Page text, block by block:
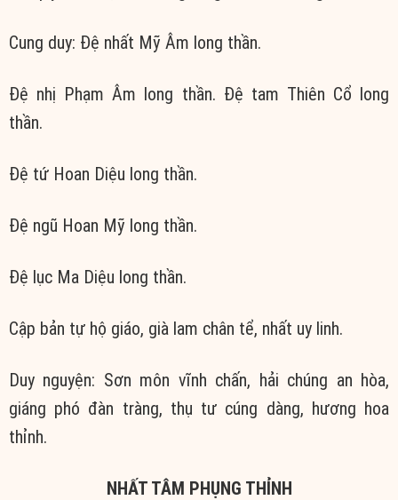
Cung duy: Đệ nhất Mỹ Âm long thần.
Đệ nhị Phạm Âm long thần. Đệ tam Thiên Cổ long
thần.
Đệ tứ Hoan Diệu long thần.
Đệ ngũ Hoan Mỹ long thần.
Đệ lục Ma Diệu long thần.
Cập bản tự hộ giáo, già lam chân tể, nhất uy linh.
Duy nguyện: Sơn môn vĩnh chấn, hải chúng an hòa,
giáng phó đàn tràng, thụ tư cúng dàng, hương hoa
thỉnh.
NHẤT TÂM PHỤNG THỈNH